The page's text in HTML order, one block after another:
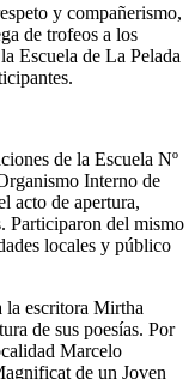
y compañerismo,
de trofeos a los
Escuela de La Pelada
de la Escuela Nº
Interno de
acto de apertura,
Participaron del mismo
locales y público
la escritora Mirtha
de sus poesías. Por
Marcelo
de un Joven